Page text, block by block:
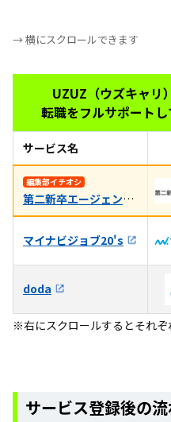
→ 横にスクロールできます
UZUZ（ウズキャリ
転職をフルサポート
サービス名
編集部イチオシ
第二新卒エージェントneo
マイナビジョブ20's
doda
※右にスクロールするとそれ
サービス登録後の